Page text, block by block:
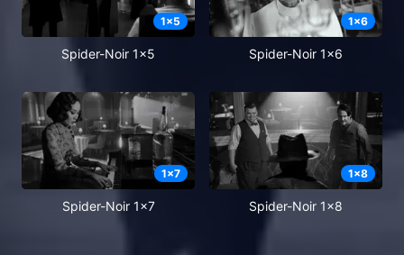
1x5
Spider-Noir 1x5
1x6
Spider-Noir 1x6
1x7
Spider-Noir 1x7
1x8
Spider-Noir 1x8